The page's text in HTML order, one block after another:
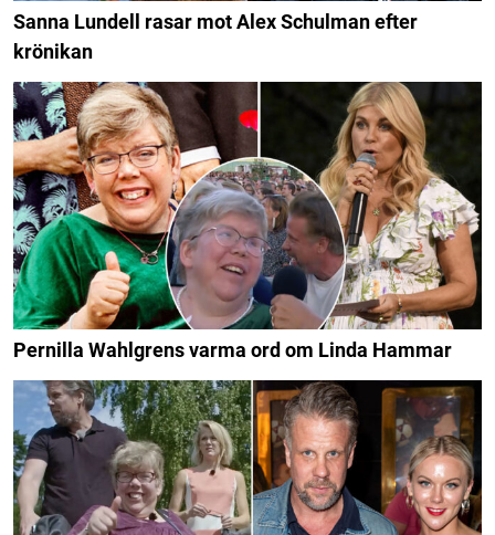
Sanna Lundell rasar mot Alex Schulman efter
krönikan
Pernilla Wahlgrens varma ord om Linda Hammar